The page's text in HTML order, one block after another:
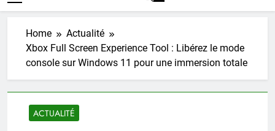
Home
Actualité
Xbox Full Screen Experience Tool : Libérez le mode
console sur Windows 11 pour une immersion totale
ACTUALITÉ